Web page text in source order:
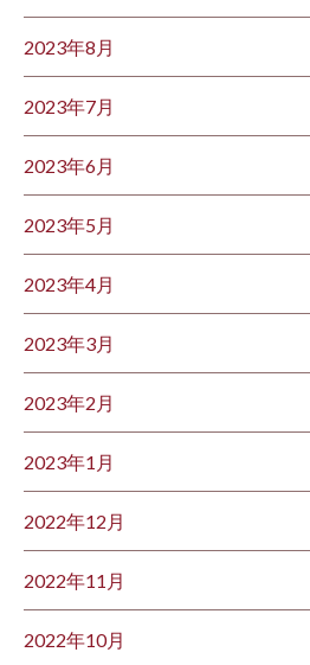
2023年8月
2023年7月
2023年6月
2023年5月
2023年4月
2023年3月
2023年2月
2023年1月
2022年12月
2022年11月
2022年10月